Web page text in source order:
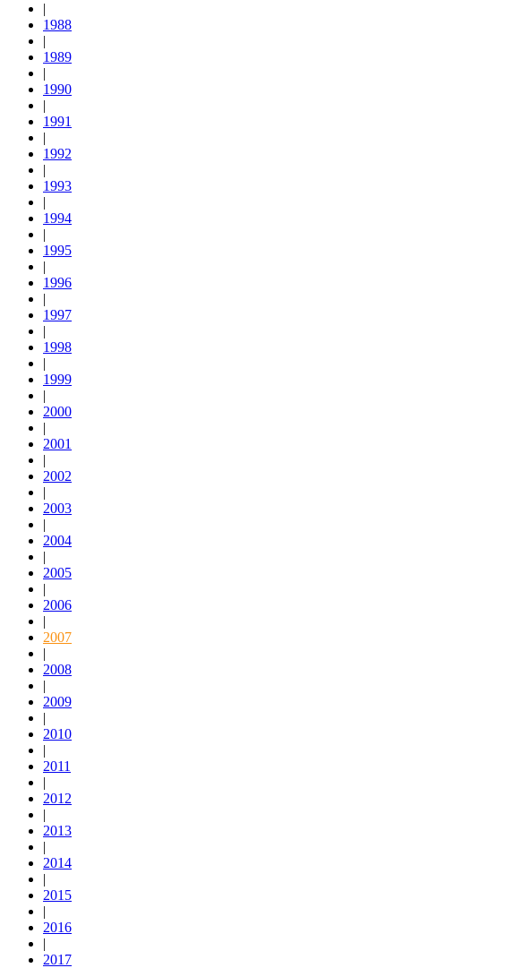
|
1988
|
1989
|
1990
|
1991
|
1992
|
1993
|
1994
|
1995
|
1996
|
1997
|
1998
|
1999
|
2000
|
2001
|
2002
|
2003
|
2004
|
2005
|
2006
|
2007
|
2008
|
2009
|
2010
|
2011
|
2012
|
2013
|
2014
|
2015
|
2016
|
2017